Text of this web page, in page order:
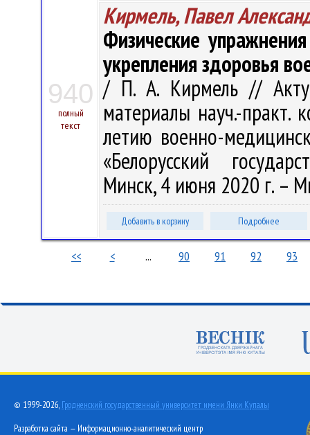
940
полный
текст
Кирмель, Павел
Физические
укрепления здоровья
/ П. А. Кирмель //
материалы науч.-практ.
летию военно-
«Белорусский
Минск, 4 июня 2020 г. –
Добавить в корзину Подробнее
<< < ... 90 91 92 93
© 1999-2026, Гродненский государственный университет имени Янки Купалы
Разработка сайта — Информационно-аналитический центр